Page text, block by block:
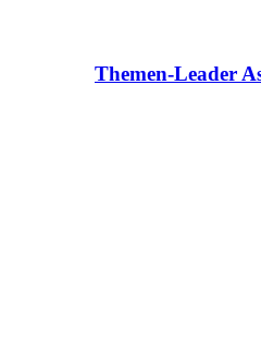
Themen-Leader